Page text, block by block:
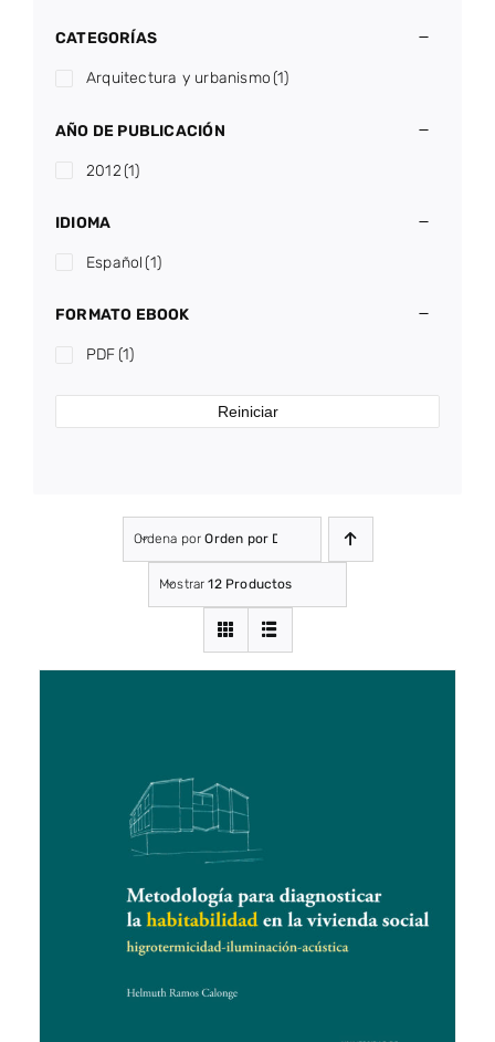
CATEGORÍAS
Arquitectura y urbanismo(1)
AÑO DE PUBLICACIÓN
2012(1)
IDIOMA
Español (1)
FORMATO EBOOK
PDF(1)
Reiniciar
Ordena porOrden por Defecto
Mostrar12 Productos